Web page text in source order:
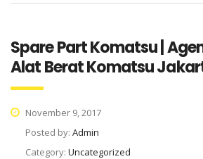
Spare Part Komatsu |
Alat Berat Komatsu
November 9, 2017
Posted by: Admin
Category: Uncategorized